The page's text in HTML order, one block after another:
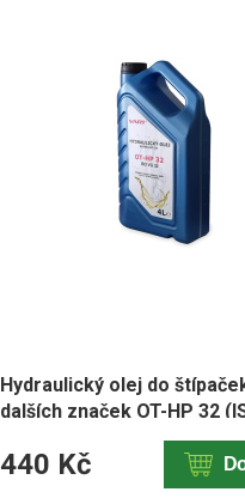
Hydraulický olej do
dalších značek OT-HP 32
440 Kč